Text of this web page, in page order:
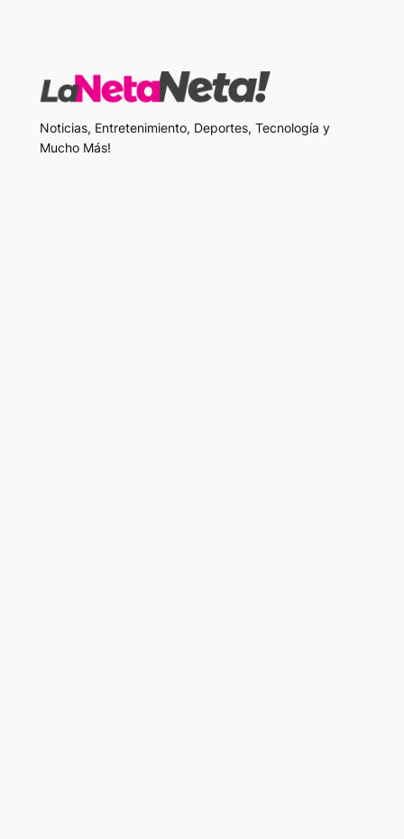
Noticias, Entretenimiento, Deportes, Tecnología y
Mucho Más!